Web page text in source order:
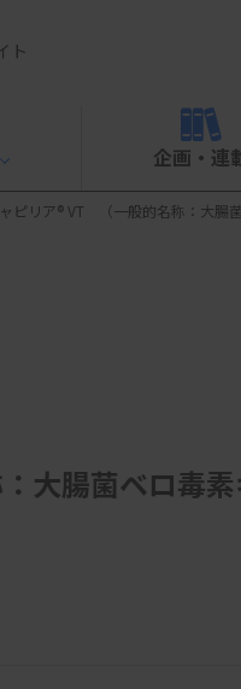
ト
企画・連
ピリア® VT （一般的名称：大腸菌
大腸菌ベロ毒素